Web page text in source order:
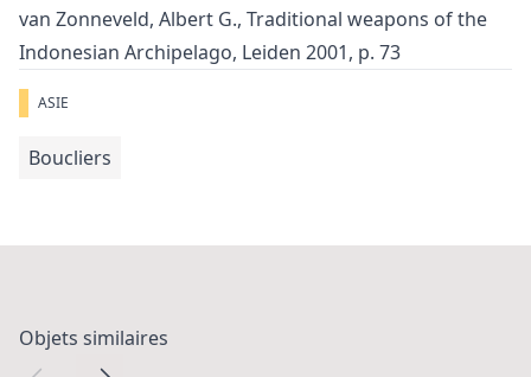
van Zonneveld, Albert G., Traditional weapons of the
Indonesian Archipelago, Leiden 2001, p. 73
ASIE
Boucliers
Objets similaires